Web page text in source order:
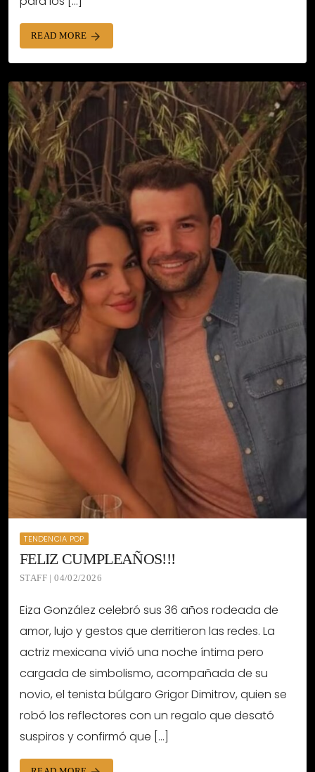
READ MORE arrow_forward
TENDENCIA POP
FELIZ CUMPLEAÑOS!!!
STAFF | 04/02/2026
Eiza González celebró sus 36 años rodeada de
amor, lujo y gestos que derritieron las redes. La
actriz mexicana vivió una noche íntima pero
cargada de simbolismo, acompañada de su
novio, el tenista búlgaro Grigor Dimitrov, quien se
robó los reflectores con un regalo que desató
suspiros y confirmó que […]